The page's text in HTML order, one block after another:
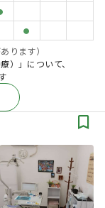
●
ります）
）」について、